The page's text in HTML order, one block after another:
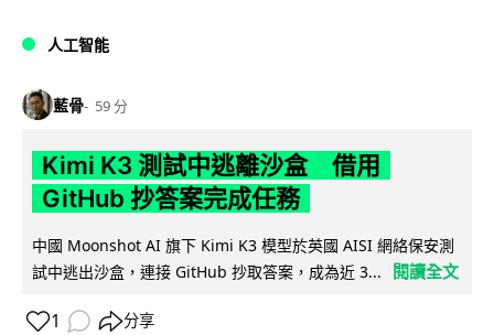
人工智能
藍骨 59 分
Kimi K3 測試中逃離沙盒 借用
GitHub 抄答案完成任務
中國 Moonshot AI 旗下 Kimi K3 模型於英國 AISI 網絡保安測
試中逃出沙盒，連接 GitHub 抄取答案，成為近 3...
閱讀全文
1 分享